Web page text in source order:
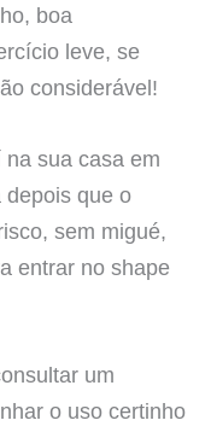
boa
leve, se
considerável!
sua casa em
depois que o
sem migué,
entrar no shape
um
o uso certinho